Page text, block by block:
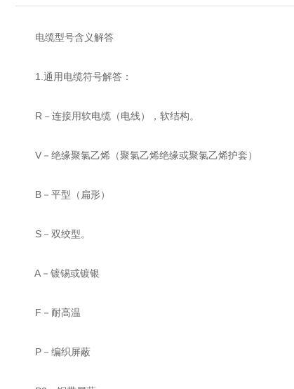
电缆型号含义解答
1.通用电缆符号解答：
R－连接用软电缆（电线），软结构。
V－绝缘聚氯乙烯（聚氯乙烯绝缘或聚氯乙烯护套）
B－平型（扁形）
S－双绞型。
A－镀锡或镀银
F－耐高温
P－编织屏蔽